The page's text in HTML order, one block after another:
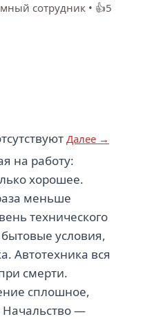
сотрудник • 👍5
Далее →
на работу:
хорошее.
меньше
технического
условия,
Автотехника вся
смерти.
сплошное,
Начальство —